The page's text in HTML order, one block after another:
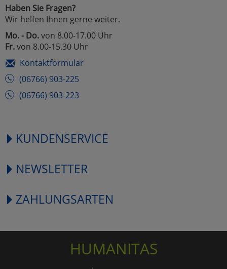
Haben Sie Fragen?
Wir helfen Ihnen gerne weiter.
Mo. - Do.von 8.00-17.00 Uhr
Fr.von 8.00-15.30 Uhr
Kontaktformular
(06766) 903-225
(06766) 903-223
KUNDENSERVICE
NEWSLETTER
ZAHLUNGSARTEN
HUMANITAS